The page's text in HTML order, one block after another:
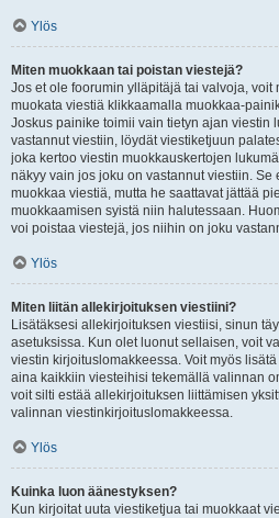
Ylös
Miten muokkaan tai poistan viestejä?
Jos et ole foorumin ylläpitäjä tai valvoja, voit
muokata viestiä klikkaamalla muokkaa-
Joskus painike toimii vain tietyn ajan viestin
vastannut viestiin, löydät viestiketjuun
joka kertoo viestin muokkauskertojen
näkyy vain jos joku on vastannut viestiin.
muokkaa viestiä, mutta he saattavat jättää
muokkaamisen syistä niin halutessaan.
voi poistaa viestejä, jos niihin on joku
Ylös
Miten liitän allekirjoituksen viestiini?
Lisätäksesi allekirjoituksen viestiisi, sinun
asetuksissa. Kun olet luonut sellaisen, voit
viestin kirjoituslomakkeessa. Voit myös
aina kaikkiin viesteihisi tekemällä valinnan
voit silti estää allekirjoituksen liittämisen
valinnan viestinkirjoituslomakkeessa.
Ylös
Kuinka luon äänestyksen?
Kun kirjoitat uuta viestiketjua tai muokkaat